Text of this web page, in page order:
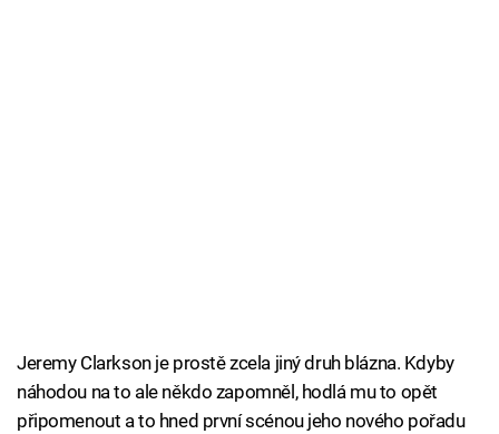
Jeremy Clarkson je prostě zcela jiný druh blázna. Kdyby
náhodou na to ale někdo zapomněl, hodlá mu to opět
připomenout a to hned první scénou jeho nového pořadu